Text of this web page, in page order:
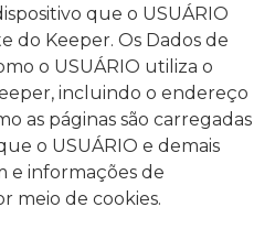
que o USUÁRIO
do Keeper. Os Dados de
o USUÁRIO utiliza o
incluindo o endereço
as páginas são carregadas
o USUÁRIO e demais
e informações de
meio de cookies.